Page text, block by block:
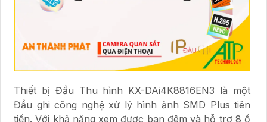
Thiết bị Đầu Thu hình KX-DAi4K8816EN3 là một
Đầu ghi công nghệ xử lý hình ảnh SMD Plus tiên
tiến. Với khả năng xem được ban đêm và hỗ trợ 8 ổ